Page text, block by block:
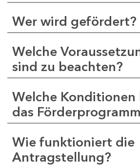
Wer wird gefördert?
Welche
sind zu beachten?
Welche
das
Wie funktioniert die
Antragstellung?